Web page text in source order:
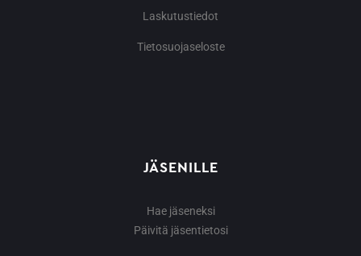
Laskutustiedot
Tietosuojaseloste
JÄSENILLE
Hae jäseneksi
Päivitä jäsentietosi